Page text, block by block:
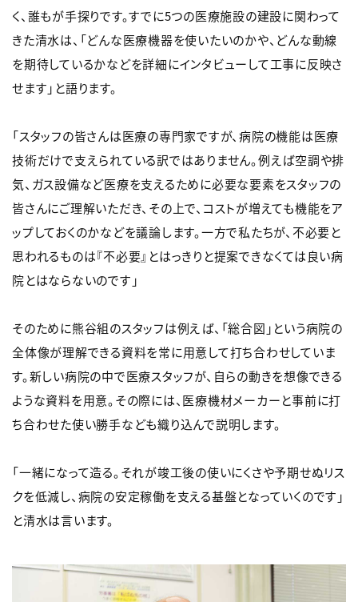
く、誰もが手探りです。すでに5つの医療施設の建設に関わって
きた清水は、「どんな医療機器を使いたいのかや、どんな動線
を期待しているかなどを詳細にインタビューして工事に反映さ
せます」と語ります。
「スタッフの皆さんは医療の専門家ですが、病院の機能は医療
技術だけで支えられている訳ではありません。例えば空調や排
気、ガス設備など医療を支えるために必要な要素をスタッフの
皆さんにご理解いただき、その上で、コストが増えても機能をア
ップしておくのかなどを議論します。一方で私たちが、不必要と
思われるものは『不必要』とはっきりと提案できなくては良い病
院とはならないのです」
そのために熊谷組のスタッフは例えば、「総合図」という病院の
全体像が理解できる資料を常に用意して打ち合わせしていま
す。新しい病院の中で医療スタッフが、自らの動きを想像できる
ような資料を用意。その際には、医療機材メーカーと事前に打
ち合わせた使い勝手なども織り込んで説明します。
「一緒になって造る。それが竣工後の使いにくさや予期せぬリス
クを低減し、病院の安定稼働を支える基盤となっていくのです」
と清水は言います。